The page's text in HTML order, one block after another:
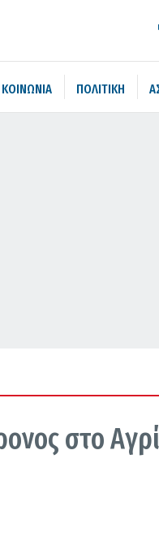
ΚΟΙΝΩΝΙΑ ΠΟΛΙΤΙΚΗ
στο